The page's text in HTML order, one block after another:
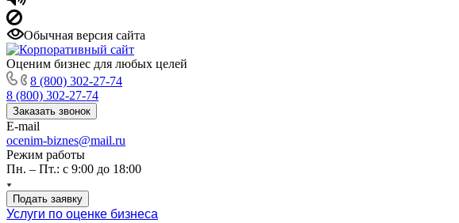
Обычная версия сайта
Оценим бизнес для любых целей
8 (800) 302-27-74
8 (800) 302-27-74
Заказать звонок
E-mail
ocenim-biznes@mail.ru
Режим работы
Пн. – Пт.: с 9:00 до 18:00
Подать заявку
Услуги по оценке бизнеса